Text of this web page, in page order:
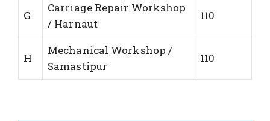
G
Carriage Repair Workshop
/ Harnaut
110
H
Mechanical Workshop /
Samastipur
110